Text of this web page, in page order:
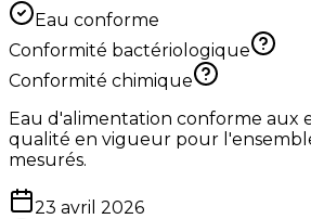
Eau conforme
Conformité bactériologique
Conformité chimique
Eau d'alimentation conforme aux
qualité en vigueur pour
mesurés.
23 avril 2026